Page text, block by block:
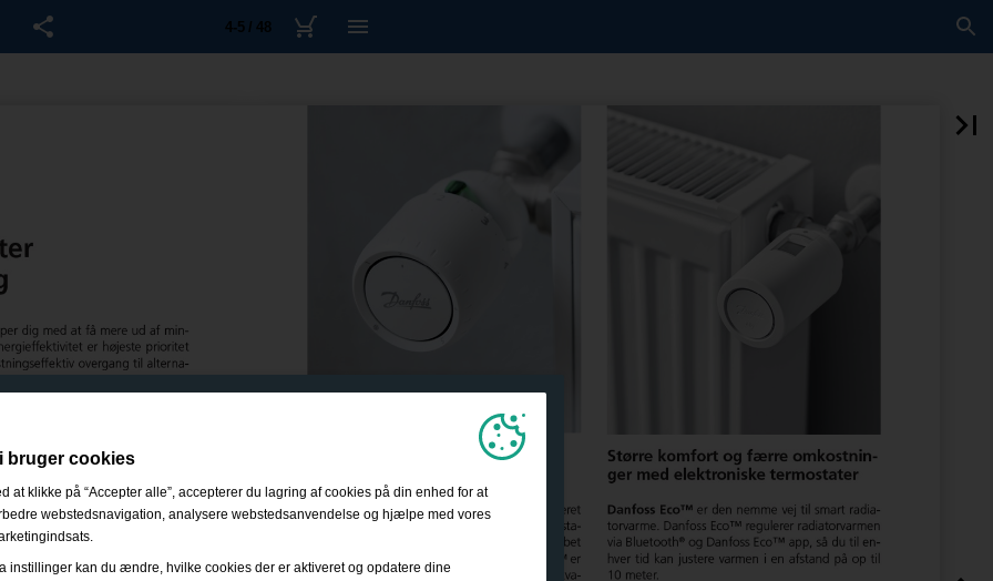
4-5 / 48
bruger cookies
at klikke på “Accepter alle”, accepterer du lagring af cookies på din enhed for at
webstedsnavigation, analysere webstedsanvendelse og hjælpe med vores
instillinger kan du ændre, hvilke cookies der er aktiveret og opdatere dine